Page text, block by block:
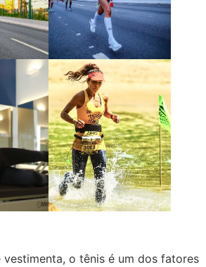
vestimenta, o tênis é um dos fatores